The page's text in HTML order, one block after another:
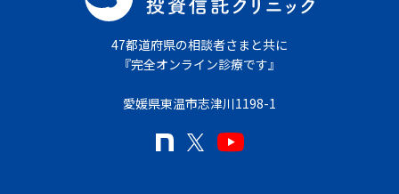
47都道府県の相談者さまと共に
『完全オンライン診療です』
愛媛県東温市志津川1198-1